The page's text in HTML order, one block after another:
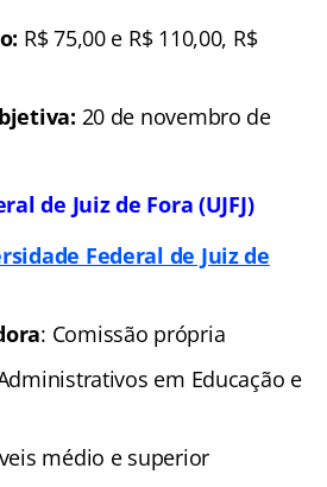
R$ 75,00 e R$ 110,00, R$
20 de novembro de
de Juiz de Fora (UJFJ)
Federal de Juiz de
: Comissão própria
em Educação e
médio e superior